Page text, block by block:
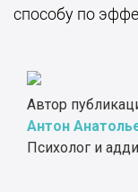
способу по
Автор
Антон
Психолог и